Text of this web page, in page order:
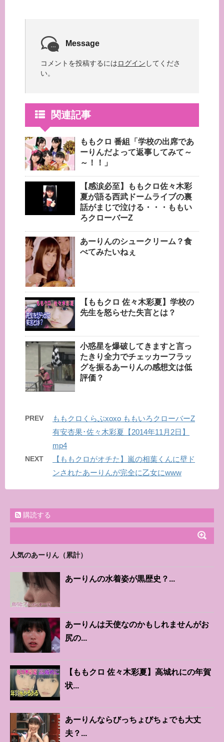
Message
コメントを投稿するにはログイン してくださ
い。
関連記事
ももクロ 番組「学校の出席であ
ーりんだよって返事してみて～
～！！」
【感涙必至】ももクロ佐々木彩
夏が語る西武ドームライブの裏
話がまじで泣ける・・・ももい
ろクローバーZ
あーりんのシュークリーム？食
べてみたいねぇ
【ももクロ 佐々木彩夏】学校の
先生を怒らせた失言とは？
小惑星を爆破してきますと言っ
たきり全力でチェッカーフラッ
グを振るあーりんの感想文は低
評価？
PREV
ももクロくらぶxoxo ももいろクローバーZ
有安杏果･佐々木彩夏【2014年11月2日】
mp4
NEXT
【ももクロがオチた】嵐の相葉くんに壁ド
ンされたあーりんが完全に乙女にwww
購読する
人気のあーりん（累計）
あーりんの水着姿が黒歴史？...
あーりんは天使なのかもしれませんがお
尻の...
【ももクロ 佐々木彩夏】高城れにの年賀
状...
あーりんならびっちょびちょでも大丈
夫？...